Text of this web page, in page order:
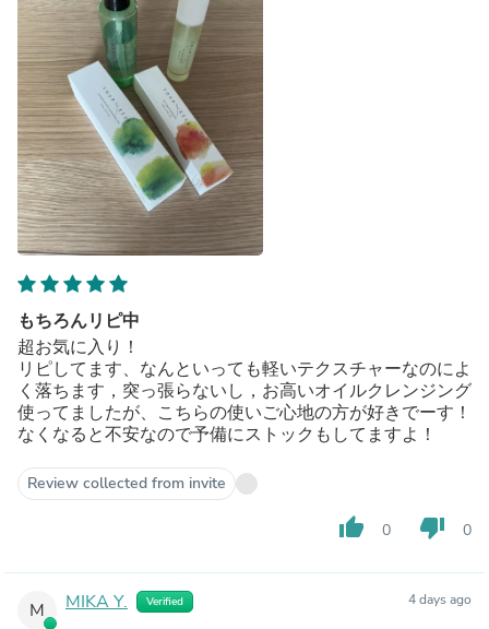
もちろんリピ中
超お気に入り！
リピしてます、なんといっても軽いテクスチャーなのによ
く落ちます，突っ張らないし，お高いオイルクレンジング
使ってましたが、こちらの使いご心地の方が好きでーす！
なくなると不安なので予備にストックもしてますよ！
Review collected from invite
thumb_up 0 thumb_down 0
M MIKA Y. Verified 4 days ago